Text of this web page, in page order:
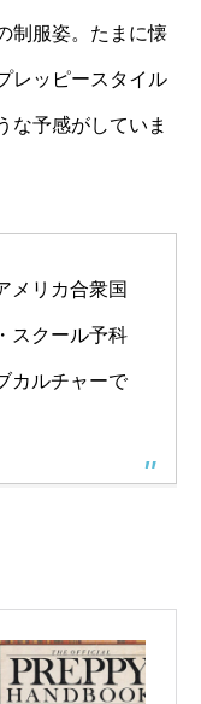
制服姿。たまに懐
レッピースタイル
な予感がしていま
メリカ合衆国
スクール予科
カルチャーで